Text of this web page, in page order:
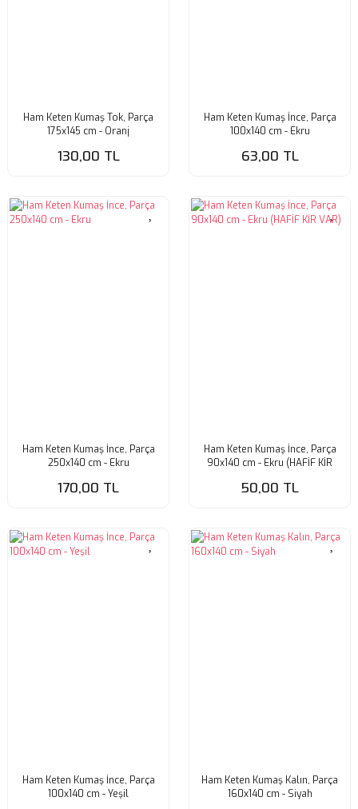
Ham Keten Kumaş Tok, Parça
175x145 cm - Oranj
130,00 TL
Ham Keten Kumaş İnce, Parça
100x140 cm - Ekru
63,00 TL
Ham Keten Kumaş İnce, Parça
250x140 cm - Ekru
170,00 TL
Ham Keten Kumaş İnce, Parça
90x140 cm - Ekru (HAFİF KİR
50,00 TL
Ham Keten Kumaş İnce, Parça
100x140 cm - Yeşil
Ham Keten Kumaş Kalın, Parça
160x140 cm - Siyah